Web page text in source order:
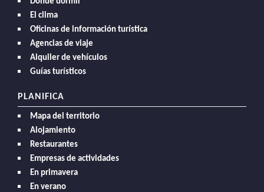
El clima
Oficinas de información turística
Agencias de viaje
Alquiler de vehículos
Guías turísticos
PLANIFICA
Mapa del territorio
Alojamiento
Restaurantes
Empresas de actividades
En primavera
En verano